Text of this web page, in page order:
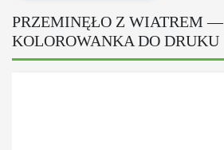
PRZEMINĘŁO Z WIATREM —
KOLOROWANKA DO DRUKU